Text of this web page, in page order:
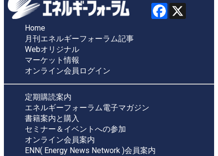
Home
月刊エネルギーフォーラム記事
Webオリジナル
マーケット情報
オンライン会員ログイン
定期購読案内
エネルギーフォーラム電子マガジン
書籍案内と購入
セミナー＆イベントへの参加
オンライン会員案内
ENN( Energy News Network )会員案内